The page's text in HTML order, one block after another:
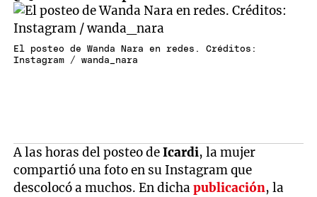
El posteo de Wanda Nara en redes. Créditos:
Instagram / wanda_nara
A las horas del posteo deIcardi, la mujer
compartió una foto en su Instagram que
descolocó a muchos. En dichapublicación, la